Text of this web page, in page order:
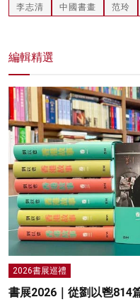
李志清 中國書畫 范玲
編輯精選
2026書展巡禮
書展2026｜從劉以鬯814